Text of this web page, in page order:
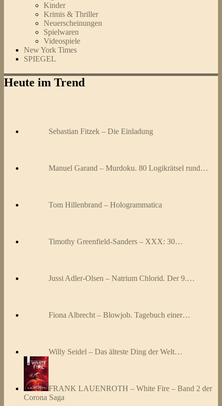
Kinder
Krimis & Thriller
Neuerscheinungen
Spielwaren
Videospiele
New York Times
SPIEGEL
Heute im Trend
Sebastian Fitzek – Die Einladung
Manuel Garand – Murdoku. 80 Logikrätsel rund…
Tom Hillenbrand – Hologrammatica
Timothy Greenfield-Sanders – XXX: 30…
Jussi Adler-Olsen – Natrium Chlorid. Der 9.…
Fiona Albrecht – Blowjob. Tagebuch einer…
Willy Seidel – Das älteste Ding der Welt…
FRANK LAUENROTH – White Fire – Band 2 der
Corona Saga